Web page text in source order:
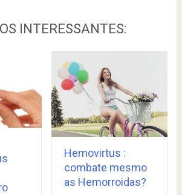
INTERESSANTES:
Hemovirtus :
combate mesmo
as Hemorroidas?